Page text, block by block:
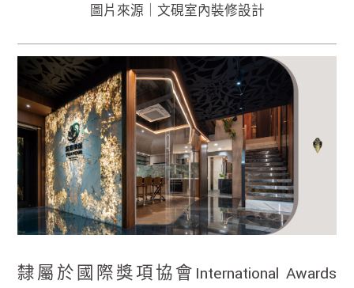
圖片來源｜文硯室內裝修設計
隸屬於國際獎項協會International Awards